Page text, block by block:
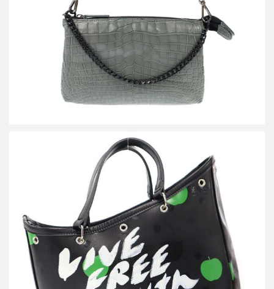
詳しく見る
コムデギャルソン The Beatles LIVE FREE with STRONG WILL メ
ッセージ トートバッグ VZ-K250-051
買取金額36,000円
詳しく見る